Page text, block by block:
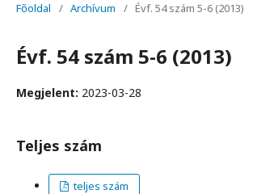
Főoldal / Archívum / Évf. 54 szám 5-6 (2013)
Évf. 54 szám 5-6 (2013)
Megjelent: 2023-03-28
Teljes szám
teljes szám